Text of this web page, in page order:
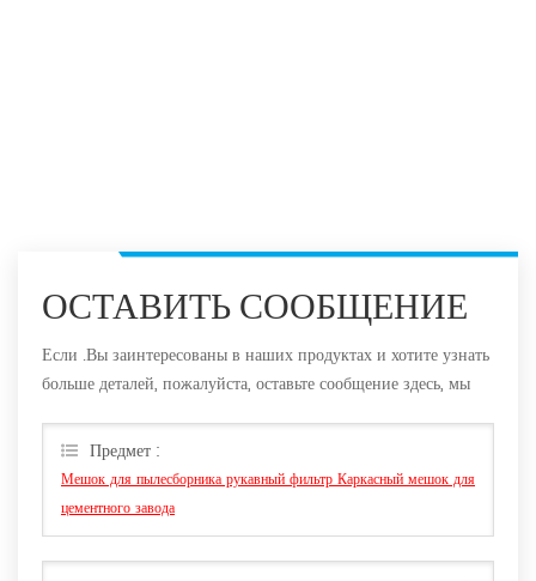
ОСТАВИТЬ СООБЩЕНИЕ
Если .Вы заинтересованы в наших продуктах и хотите узнать
больше деталей, пожалуйста, оставьте сообщение здесь, мы
Предмет :
Мешок для пылесборника рукавный фильтр Каркасный мешок для
цементного завода